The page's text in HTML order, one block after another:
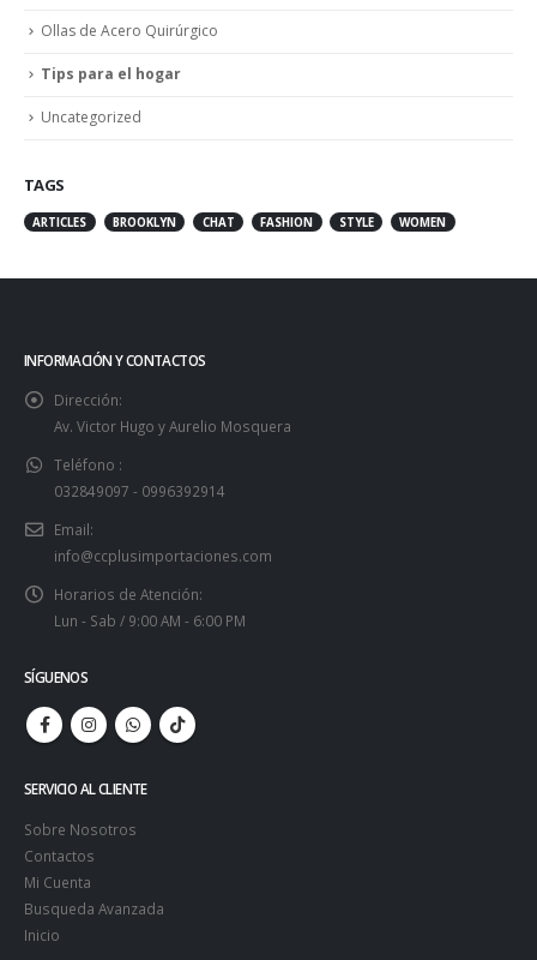
Ollas de Acero Quirúrgico
Tips para el hogar
Uncategorized
TAGS
ARTICLES BROOKLYN CHAT FASHION STYLE WOMEN
INFORMACIÓN Y CONTACTOS
Dirección:
Av. Victor Hugo y Aurelio Mosquera
Teléfono :
032849097 - 0996392914
Email:
info@ccplusimportaciones.com
Horarios de Atención:
Lun - Sab / 9:00 AM - 6:00 PM
SÍGUENOS
SERVICIO AL CLIENTE
Sobre Nosotros
Contactos
Mi Cuenta
Busqueda Avanzada
Inicio